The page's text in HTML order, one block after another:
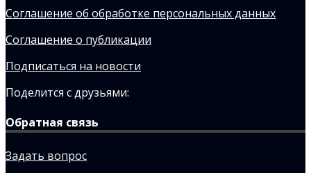
Соглашение об обработке персональных данных
Соглашение о публикации
Подписаться на новости
Поделится с друзьями:
Обратная связь
Задать вопрос